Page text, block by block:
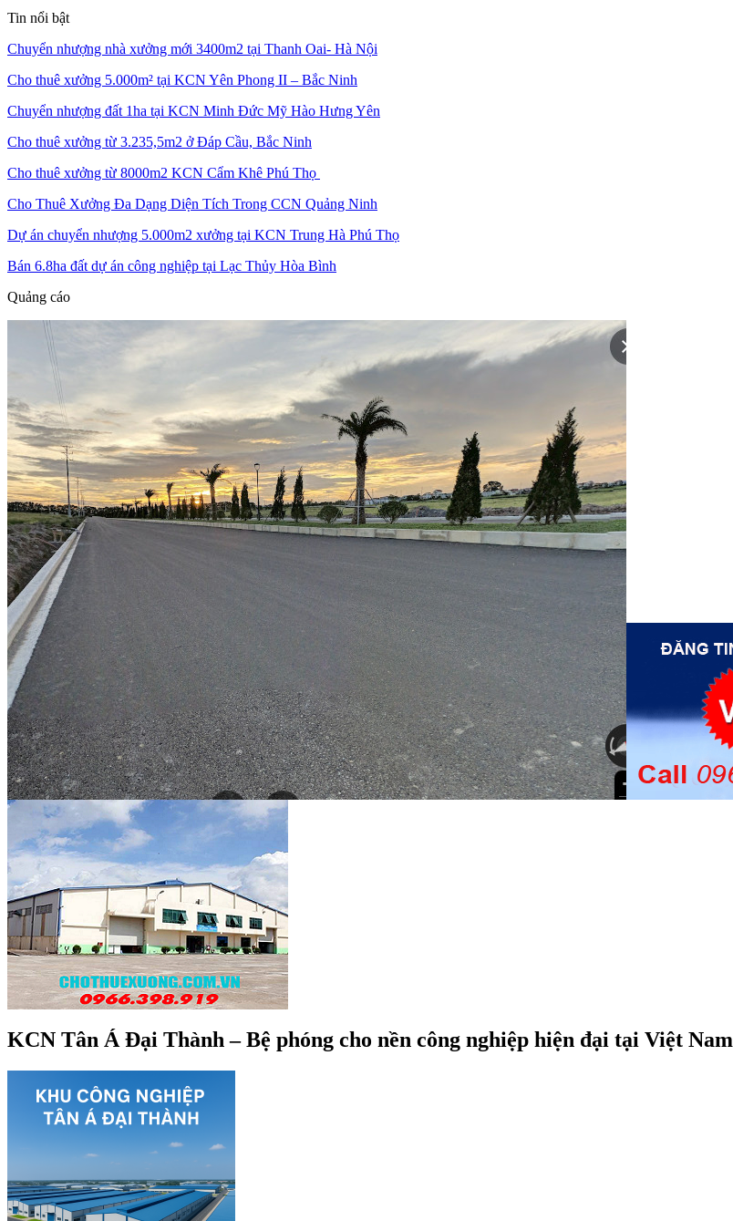
Tin nổi bật
Chuyển nhượng nhà xưởng mới 3400m2 tại Thanh Oai- Hà Nội
Cho thuê xưởng 5.000m² tại KCN Yên Phong II – Bắc Ninh
Chuyển nhượng đất 1ha tại KCN Minh Đức Mỹ Hào Hưng Yên
Cho thuê xưởng từ 3.235,5m2 ở Đáp Cầu, Bắc Ninh
Cho thuê xưởng từ 8000m2 KCN Cẩm Khê Phú Thọ
Cho Thuê Xưởng Đa Dạng Diện Tích Trong CCN Quảng Ninh
Dự án chuyển nhượng 5.000m2 xưởng tại KCN Trung Hà Phú Thọ
Bán 6.8ha đất dự án công nghiệp tại Lạc Thủy Hòa Bình
Quảng cáo
KCN Tân Á Đại Thành – Bệ phóng cho nền công nghiệp hiện đại tại Việt Nam